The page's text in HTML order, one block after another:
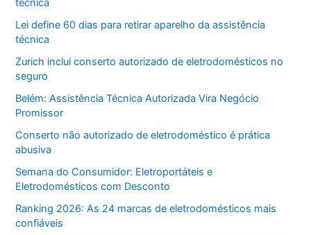
técnica
Lei define 60 dias para retirar aparelho da assistência
técnica
Zurich inclui conserto autorizado de eletrodomésticos no
seguro
Belém: Assistência Técnica Autorizada Vira Negócio
Promissor
Conserto não autorizado de eletrodoméstico é prática
abusiva
Semana do Consumidor: Eletroportáteis e
Eletrodomésticos com Desconto
Ranking 2026: As 24 marcas de eletrodomésticos mais
confiáveis